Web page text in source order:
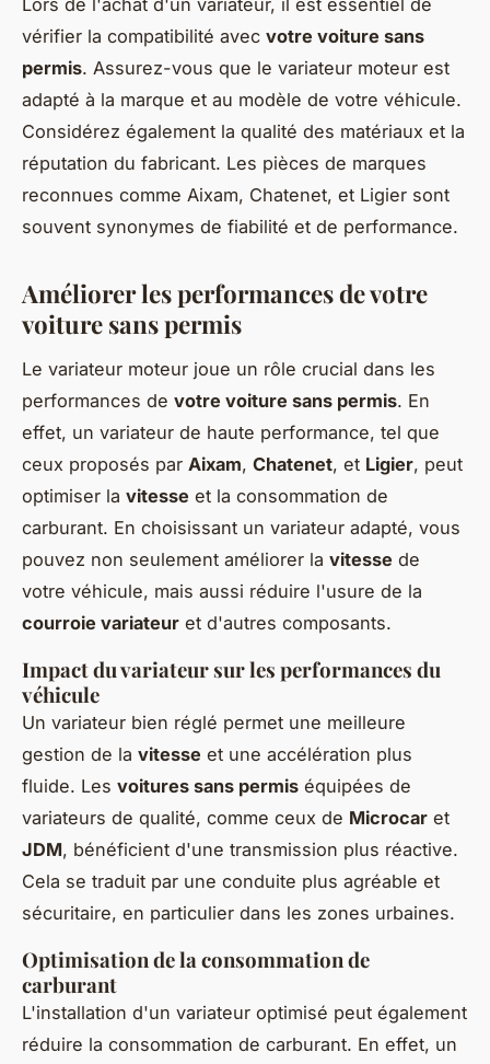
Lors de l'achat d'un variateur, il est essentiel de
vérifier la compatibilité avec votre voiture sans
permis. Assurez-vous que le variateur moteur est
adapté à la marque et au modèle de votre véhicule.
Considérez également la qualité des matériaux et la
réputation du fabricant. Les pièces de marques
reconnues comme Aixam, Chatenet, et Ligier sont
souvent synonymes de fiabilité et de performance.
Améliorer les performances de votre
voiture sans permis
Le variateur moteur joue un rôle crucial dans les
performances de votre voiture sans permis. En
effet, un variateur de haute performance, tel que
ceux proposés par Aixam, Chatenet, et Ligier, peut
optimiser la vitesse et la consommation de
carburant. En choisissant un variateur adapté, vous
pouvez non seulement améliorer la vitesse de
votre véhicule, mais aussi réduire l'usure de la
courroie variateur et d'autres composants.
Impact du variateur sur les performances du
véhicule
Un variateur bien réglé permet une meilleure
gestion de la vitesse et une accélération plus
fluide. Les voitures sans permis équipées de
variateurs de qualité, comme ceux de Microcar et
JDM, bénéficient d'une transmission plus réactive.
Cela se traduit par une conduite plus agréable et
sécuritaire, en particulier dans les zones urbaines.
Optimisation de la consommation de
carburant
L'installation d'un variateur optimisé peut également
réduire la consommation de carburant. En effet, un